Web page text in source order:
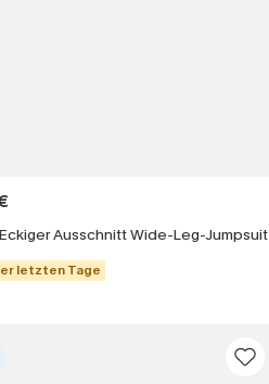
Ausschnitt Wide-Leg-Jumpsuit
letzten Tage